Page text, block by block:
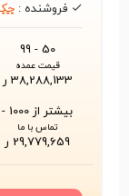
فروشنده :
50 - 99
قیمت عمده
38,288,133 ر
بیشتر از 1000 -
تماس با ما
29,779,659 ر